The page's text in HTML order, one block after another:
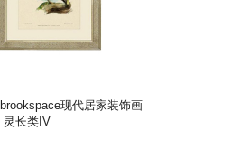
现代居家装饰画
灵长类IV